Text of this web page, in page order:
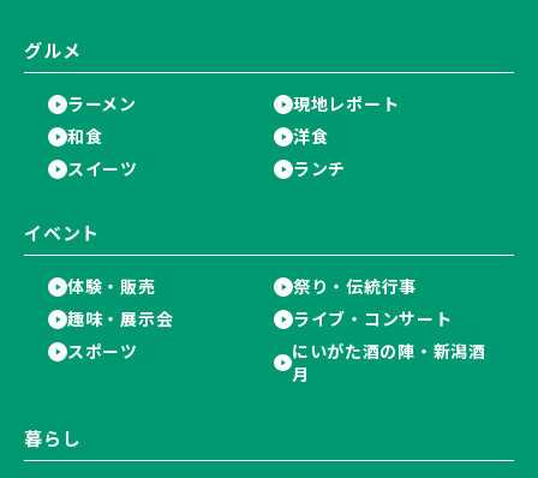
グルメ
ラーメン
現地レポート
和食
洋食
スイーツ
ランチ
イベント
体験・販売
祭り・伝統行事
趣味・展示会
ライブ・コンサート
スポーツ
にいがた酒の陣・新潟酒
月
暮らし